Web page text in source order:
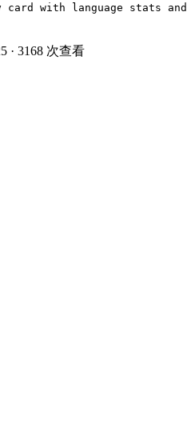
card with language stats
· 3168 次查看